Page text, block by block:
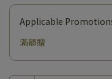
Applicable
滿額贈